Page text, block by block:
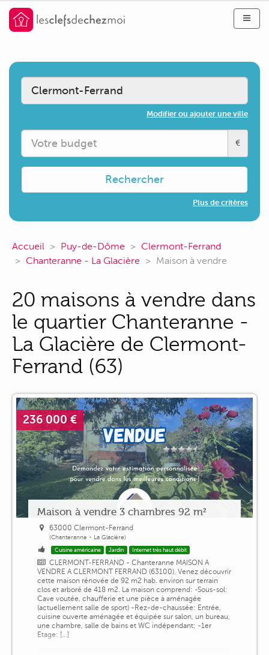
Modifier ou ajouter une ville
€
Rechercher
Plus de critères
Accueil Puy-de-Dôme
Clermont-Ferrand
Chanteranne - La Glacière
Maison à vendre
20 maisons à vendre dans
le quartier Chanteranne -
La Glacière de Clermont-
Ferrand (63)
236 000 €
Maison à vendre 3 chambres 92 m²
63000 Clermont-Ferrand
(Chanteranne - La Glacière)
Cuisine américaine Jardin Internet très haut débit
CLERMONT-FERRAND - Chanteranne MAISON A
VENDRE A CLERMONT FERRAND (63100). Venez découvrir
cette maison rénovée de 92 m2 hab. environ sur terrain
clos et arboré de 418 m2. La maison comprend: -Sous-sol:
Cave voutée, chaufferie et une pièce à aménagée
(actuellement salle de sport) -Rez-de-chaussée: Entrée,
cuisine ouverte aménagée et équipée sur salon, un bureau,
une chambre, salle de bains et WC indépendant; -1er
Etage: [...]